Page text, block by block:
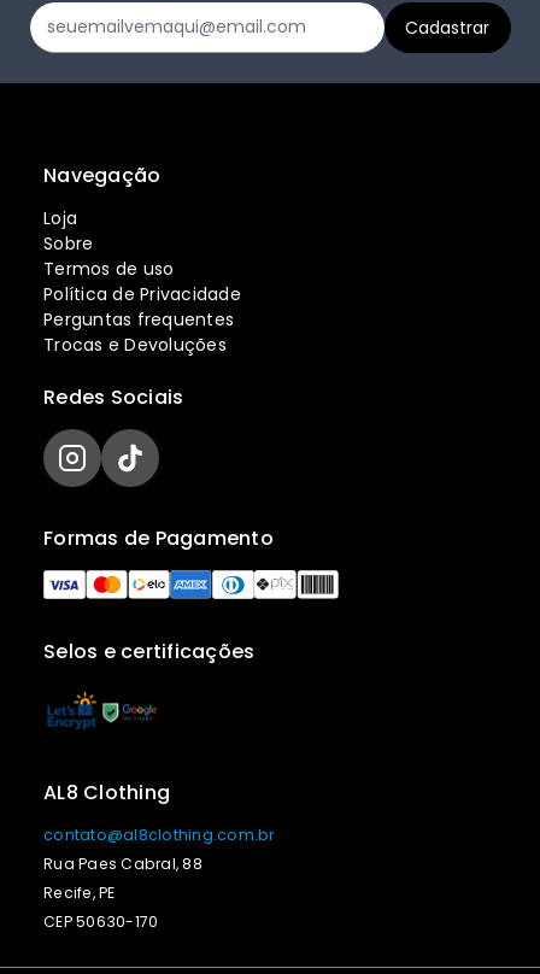
Navegação
Loja
Sobre
Termos de uso
Política de Privacidade
Perguntas frequentes
Trocas e Devoluções
Selos e certificações
Formas de Pagamento
Redes Sociais
AL8 Clothing
contato@al8clothing.com.br
Rua Paes Cabral, 88
Recife, PE
CEP 50630-170